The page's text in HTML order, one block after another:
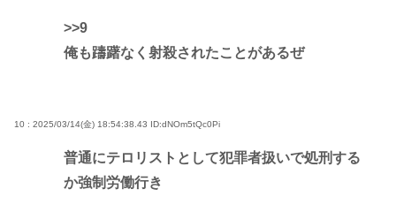
>>9
俺も躊躇なく射殺されたことがあるぜ
10 : 2025/03/14(金) 18:54:38.43 ID:dNOm5tQc0Pi
普通にテロリストとして犯罪者扱いで処刑する
か強制労働行き